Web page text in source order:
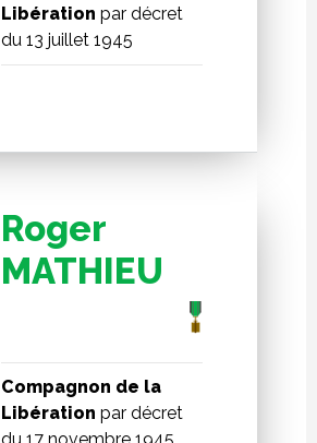
Libération par décret
du 13 juillet 1945
Roger
MATHIEU
Compagnon de la
Libération par décret